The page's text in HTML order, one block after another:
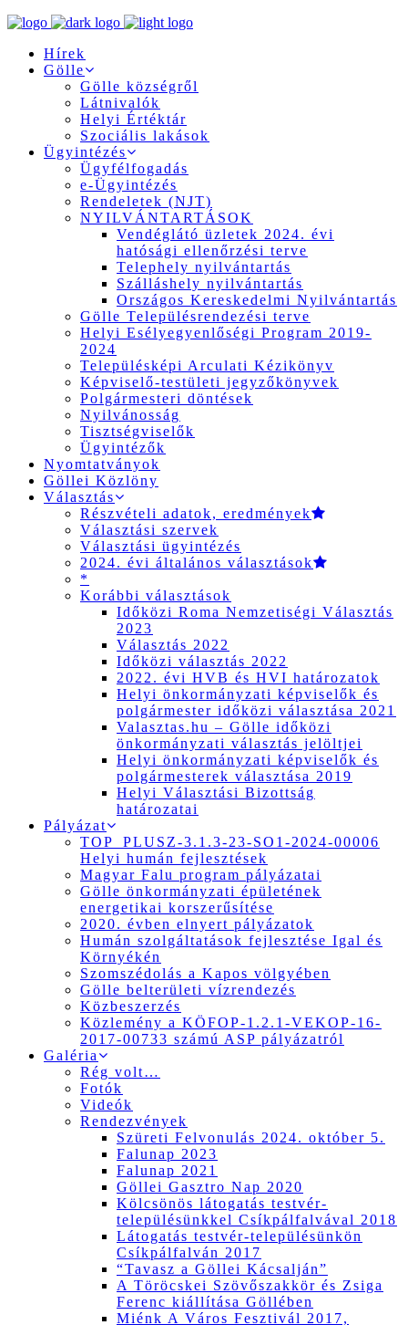
Hírek
Gölle
Gölle községről
Látnivalók
Helyi Értéktár
Szociális lakások
Ügyintézés
Ügyfélfogadás
e-Ügyintézés
Rendeletek (NJT)
NYILVÁNTARTÁSOK
Vendéglátó üzletek 2024. évi
hatósági ellenőrzési terve
Telephely nyilvántartás
Szálláshely nyilvántartás
Országos Kereskedelmi Nyilvántartás
Gölle Településrendezési terve
Helyi Esélyegyenlőségi Program 2019-
2024
Településképi Arculati Kézikönyv
Képviselő-testületi jegyzőkönyvek
Polgármesteri döntések
Nyilvánosság
Tisztségviselők
Ügyintézők
Nyomtatványok
Göllei Közlöny
Választás
Részvételi adatok, eredmények
Választási szervek
Választási ügyintézés
2024. évi általános választások
*
Korábbi választások
Időközi Roma Nemzetiségi Választás
2023
Választás 2022
Időközi választás 2022
2022. évi HVB és HVI határozatok
Helyi önkormányzati képviselők és
polgármester időközi választása 2021
Valasztas.hu – Gölle időközi
önkormányzati választás jelöltjei
Helyi önkormányzati képviselők és
polgármesterek választása 2019
Helyi Választási Bizottság
határozatai
Pályázat
TOP_PLUSZ-3.1.3-23-SO1-2024-00006
Helyi humán fejlesztések
Magyar Falu program pályázatai
Gölle önkormányzati épületének
energetikai korszerűsítése
2020. évben elnyert pályázatok
Humán szolgáltatások fejlesztése Igal és
Környékén
Szomszédolás a Kapos völgyében
Gölle belterületi vízrendezés
Közbeszerzés
Közlemény a KÖFOP-1.2.1-VEKOP-16-
2017-00733 számú ASP pályázatról
Galéria
Rég volt…
Fotók
Videók
Rendezvények
Szüreti Felvonulás 2024. október 5.
Falunap 2023
Falunap 2021
Göllei Gasztro Nap 2020
Kölcsönös látogatás testvér-
településünkkel Csíkpálfalvával 2018
Látogatás testvér-településünkön
Csíkpálfalván 2017
“Tavasz a Göllei Kácsalján”
A Töröcskei Szövőszakkör és Zsiga
Ferenc kiállítása Göllében
Miénk A Város Fesztivál 2017,